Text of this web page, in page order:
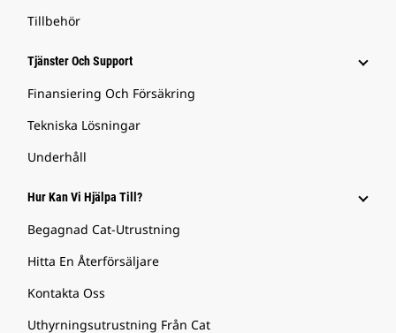
Tillbehör
Tjänster Och Support
Finansiering Och Försäkring
Tekniska Lösningar
Underhåll
Hur Kan Vi Hjälpa Till?
Begagnad Cat-Utrustning
Hitta En Återförsäljare
Kontakta Oss
Uthyrningsutrustning Från Cat